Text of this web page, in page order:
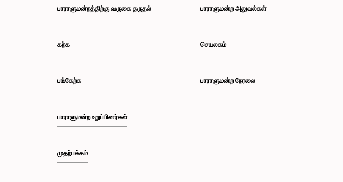
பாராளுமன்றத்திற்கு வருகை தருதல்
கற்க
பங்கேற்க
பாராளுமன்ற உறுப்பினர்கள்
முதற்பக்கம்
பாராளுமன்ற அலுவல்கள்
செயலகம்
பாராளுமன்ற நேரலை